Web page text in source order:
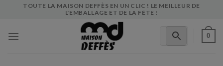
TOUTE LA MAISON DEFFÈS EN UN CLIC ! LE MEILLEUR DE
L'EMBALLAGE ET DE LA FÊTE !
0